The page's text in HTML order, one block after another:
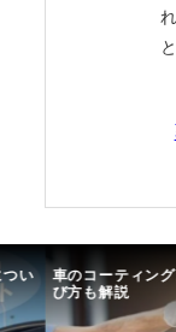
い 車のコーティン
び方も解説